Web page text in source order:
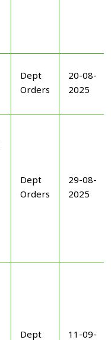
Dept
Orders
20-08-
2025
Dept
Orders
29-08-
2025
Dept
11-09-